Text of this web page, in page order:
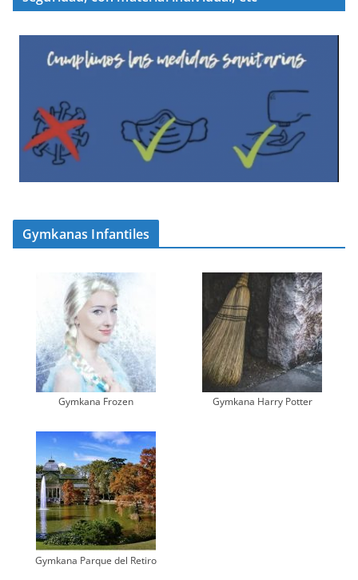
Gymkanas Infantiles
Gymkana Frozen Gymkana Harry Potter
Gymkana Parque del Retiro